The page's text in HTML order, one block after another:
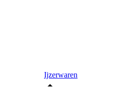
Ijzerwaren